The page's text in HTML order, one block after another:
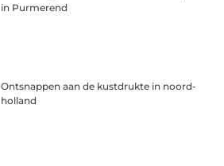
in Purmerend
Ontsnappen aan de kustdrukte in noord-
holland